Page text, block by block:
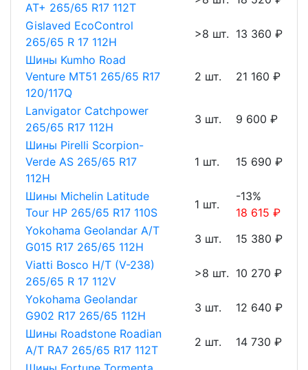
AT+ 265/65 R17 112T
Gislaved EcoControl
265/65 R 17 112H
>8 шт. 13 360 ₽
Шины Kumho Road
Venture MT51 265/65 R17
120/117Q
2 шт. 21 160 ₽
Lanvigator Catchpower
265/65 R17 112H
3 шт.
9 600 ₽
Шины Pirelli Scorpion-
Verde AS 265/65 R17
112H
1 шт. 15 690 ₽
Шины Michelin Latitude
Tour HP 265/65 R17 110S
1 шт.
-13%
18 615 ₽
Yokohama Geolandar A/T
G015 R17 265/65 112H
3 шт.
15 380 ₽
Viatti Bosco H/T (V-238)
265/65 R 17 112V
>8 шт. 10 270 ₽
Yokohama Geolandar
G902 R17 265/65 112H
3 шт.
12 640 ₽
Шины Roadstone Roadian
A/T RA7 265/65 R17 112T
2 шт.
14 730 ₽